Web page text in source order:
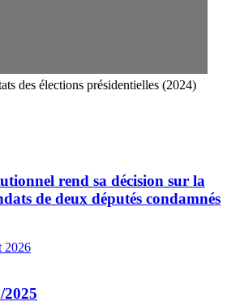
des élections présidentielles (2024)
rend sa décision sur la
de deux députés condamnés
2026
2025